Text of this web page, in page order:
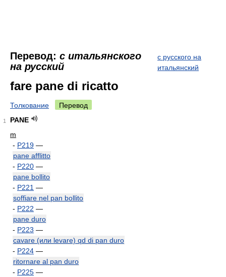
Перевод: с итальянского
на русский
с русского на
итальянский
fare pane di ricatto
Толкование Перевод
1
PANE
m
- P219 —
pane afflitto
- P220 —
pane bollito
- P221 —
soffiare nel pan bollito
- P222 —
pane duro
- P223 —
cavare (или levare) qd di pan duro
- P224 —
ritornare al pan duro
- P225 —